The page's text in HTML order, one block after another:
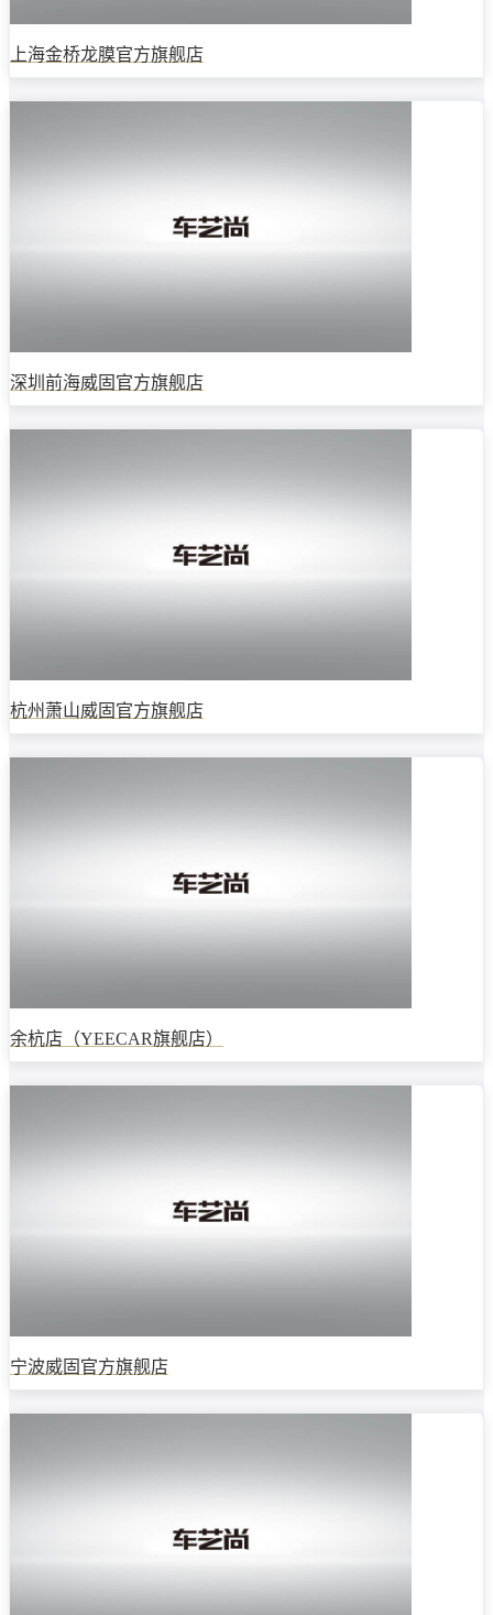
上海金桥龙膜官方旗舰店
深圳前海威固官方旗舰店
杭州萧山威固官方旗舰店
余杭店（YEECAR旗舰店）
宁波威固官方旗舰店